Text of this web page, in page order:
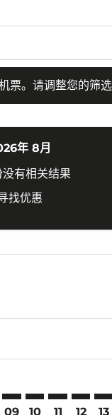
票。请调整您的筛选
年 8月
有相关结果
找优惠
09 10 11 12 13